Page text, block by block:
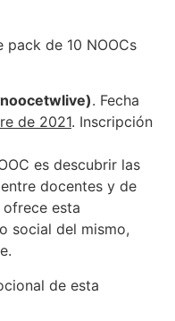
pack de 10 NOOCs
. Fecha
de 2021. Inscripción
es descubrir las
docentes y de
esta
social del mismo,
de esta